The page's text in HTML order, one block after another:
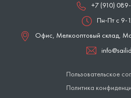
+7 (910)
Пн-Пт с 9-
Офис, Мелкооптовый склад,
Пользовательское
Политика